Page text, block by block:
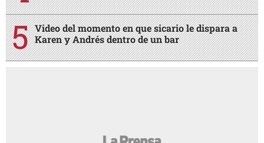
Video del momento en que sicario le dispara a
Karen y Andrés dentro de un bar